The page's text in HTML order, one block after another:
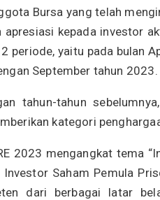
Bursa yang telah
apresiasi kepada investor
periode, yaitu pada bulan
September tahun 2023.
tahun-tahun
kategori
2023 mengangkat tema
Saham Pemula
dari berbagai latar